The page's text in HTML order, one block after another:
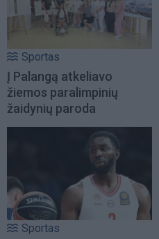
Sportas
Į Palangą atkeliavo
žiemos paralimpinių
žaidynių paroda
Sportas